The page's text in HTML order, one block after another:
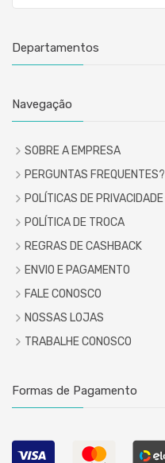
Departamentos
Navegação
SOBRE A EMPRESA
PERGUNTAS FREQUENTES?
POLÍTICAS DE PRIVACIDADE
POLÍTICA DE TROCA
REGRAS DE CASHBACK
ENVIO E PAGAMENTO
FALE CONOSCO
NOSSAS LOJAS
TRABALHE CONOSCO
Formas de Pagamento